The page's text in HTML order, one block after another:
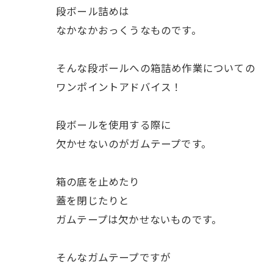
段ボール詰めは
なかなかおっくうなものです。
そんな段ボールへの箱詰め作業についての
ワンポイントアドバイス！
段ボールを使用する際に
欠かせないのがガムテープです。
箱の底を止めたり
蓋を閉じたりと
ガムテープは欠かせないものです。
そんなガムテープですが